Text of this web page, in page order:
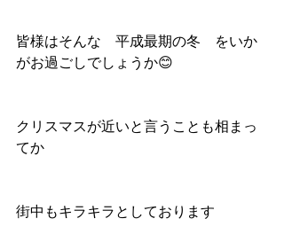
皆様はそんな　平成最期の冬　をいか
がお過ごしでしょうか😊
クリスマスが近いと言うことも相まっ
てか
街中もキラキラとしております